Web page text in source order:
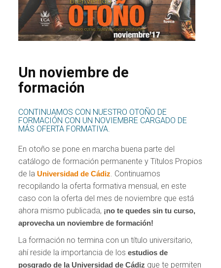
Un noviembre de
formación
CONTINUAMOS CON NUESTRO OTOÑO DE
FORMACIÓN CON UN NOVIEMBRE CARGADO DE
MÁS OFERTA FORMATIVA.
En otoño se pone en marcha buena parte del
catálogo de formación permanente y Títulos Propios
de laUniversidad de Cádiz. Continuamos
recopilando la oferta formativa mensual, en este
caso con la oferta del mes de noviembre que está
ahora mismo publicada, ¡no te quedes sin tu curso,
aprovecha un noviembre de formación!
La formación no termina con un título universitario,
ahí reside la importancia de losestudios de
posgrado de la Universidad de Cádiz que te permiten